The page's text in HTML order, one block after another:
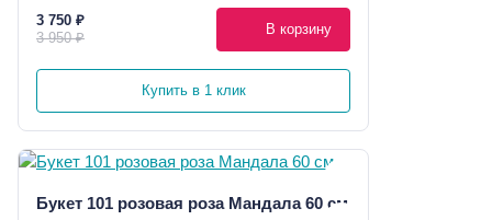
3 750 ₽
3 950 ₽
В корзину
Купить в 1 клик
Букет 101 розовая роза Мандала 60 см